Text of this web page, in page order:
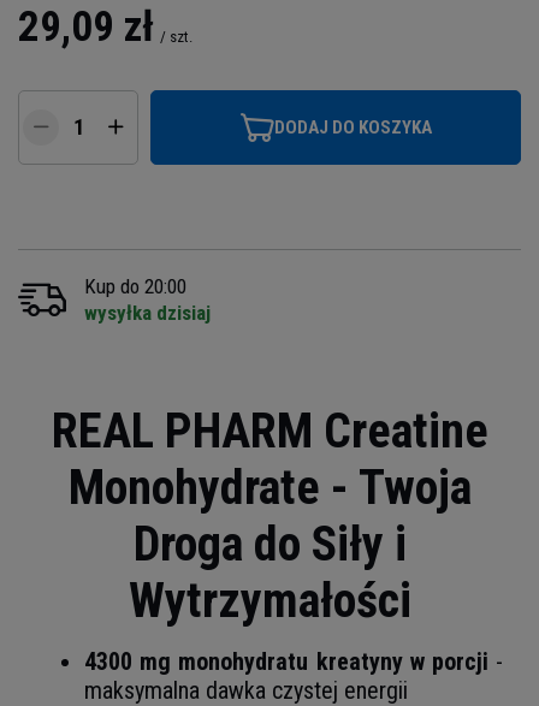
29,09 zł / szt.
DODAJ DO KOSZYKA
Kup do 20:00
wysyłka dzisiaj
REAL PHARM Creatine
Monohydrate - Twoja
Droga do Siły i
Wytrzymałości
4300 mg monohydratu kreatyny w porcji -
maksymalna dawka czystej energii